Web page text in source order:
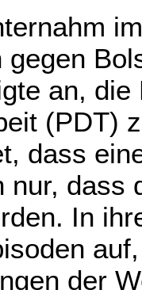
gegen
an,
(PDT)
dass
nur, dass
In
der